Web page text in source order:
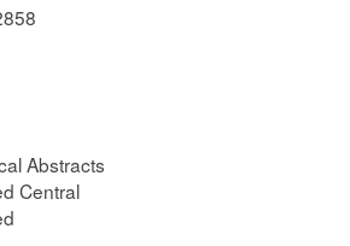
Abstracts
Central